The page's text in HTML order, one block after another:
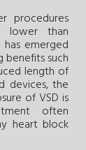
procedures
lower than
emerged
benefits such
length of
devices, the
of VSD is
often
heart block